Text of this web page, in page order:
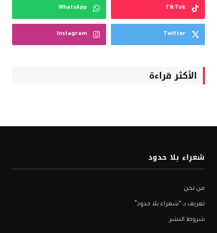
TikTok
WhatsApp
Twitter
Instagram
الأكثر قراءة
شعراء بلا حدود
من نحن
تعريف بـ “شعراء بلا حدود”
شروط النشر